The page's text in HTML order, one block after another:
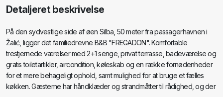
Detaljeret beskrivelse
På den sydvestlige side af øen Silba, 50 meter fra passagerhavnen i
Žalić, ligger det familiedrevne B&B "FREGADON". Komfortable
trestjernede værelser med 2+1 senge, privat terrasse, badeværelse og
gratis toiletartikler, aircondition, køleskab og en række fornødenheder
for et mere behageligt ophold, samt mulighed for at bruge et fælles
køkken. Gæsterne har håndklæder og strandmåtter til rådighed, og der